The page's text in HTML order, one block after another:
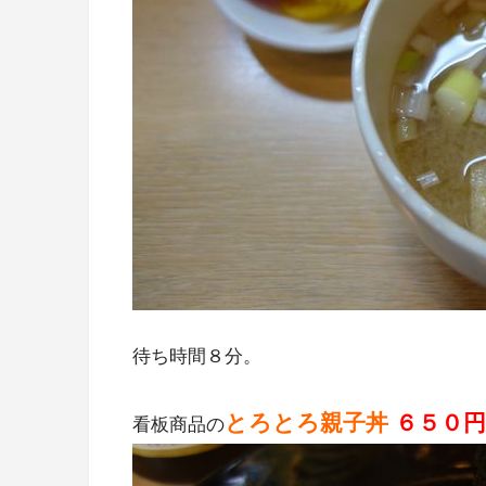
待ち時間８分。
看板商品のとろとろ親子丼 ６５０円